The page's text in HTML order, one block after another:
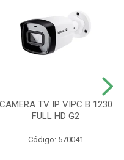
CAMERA TV IP VIPC B 1230
FULL HD G2
Código: 570041